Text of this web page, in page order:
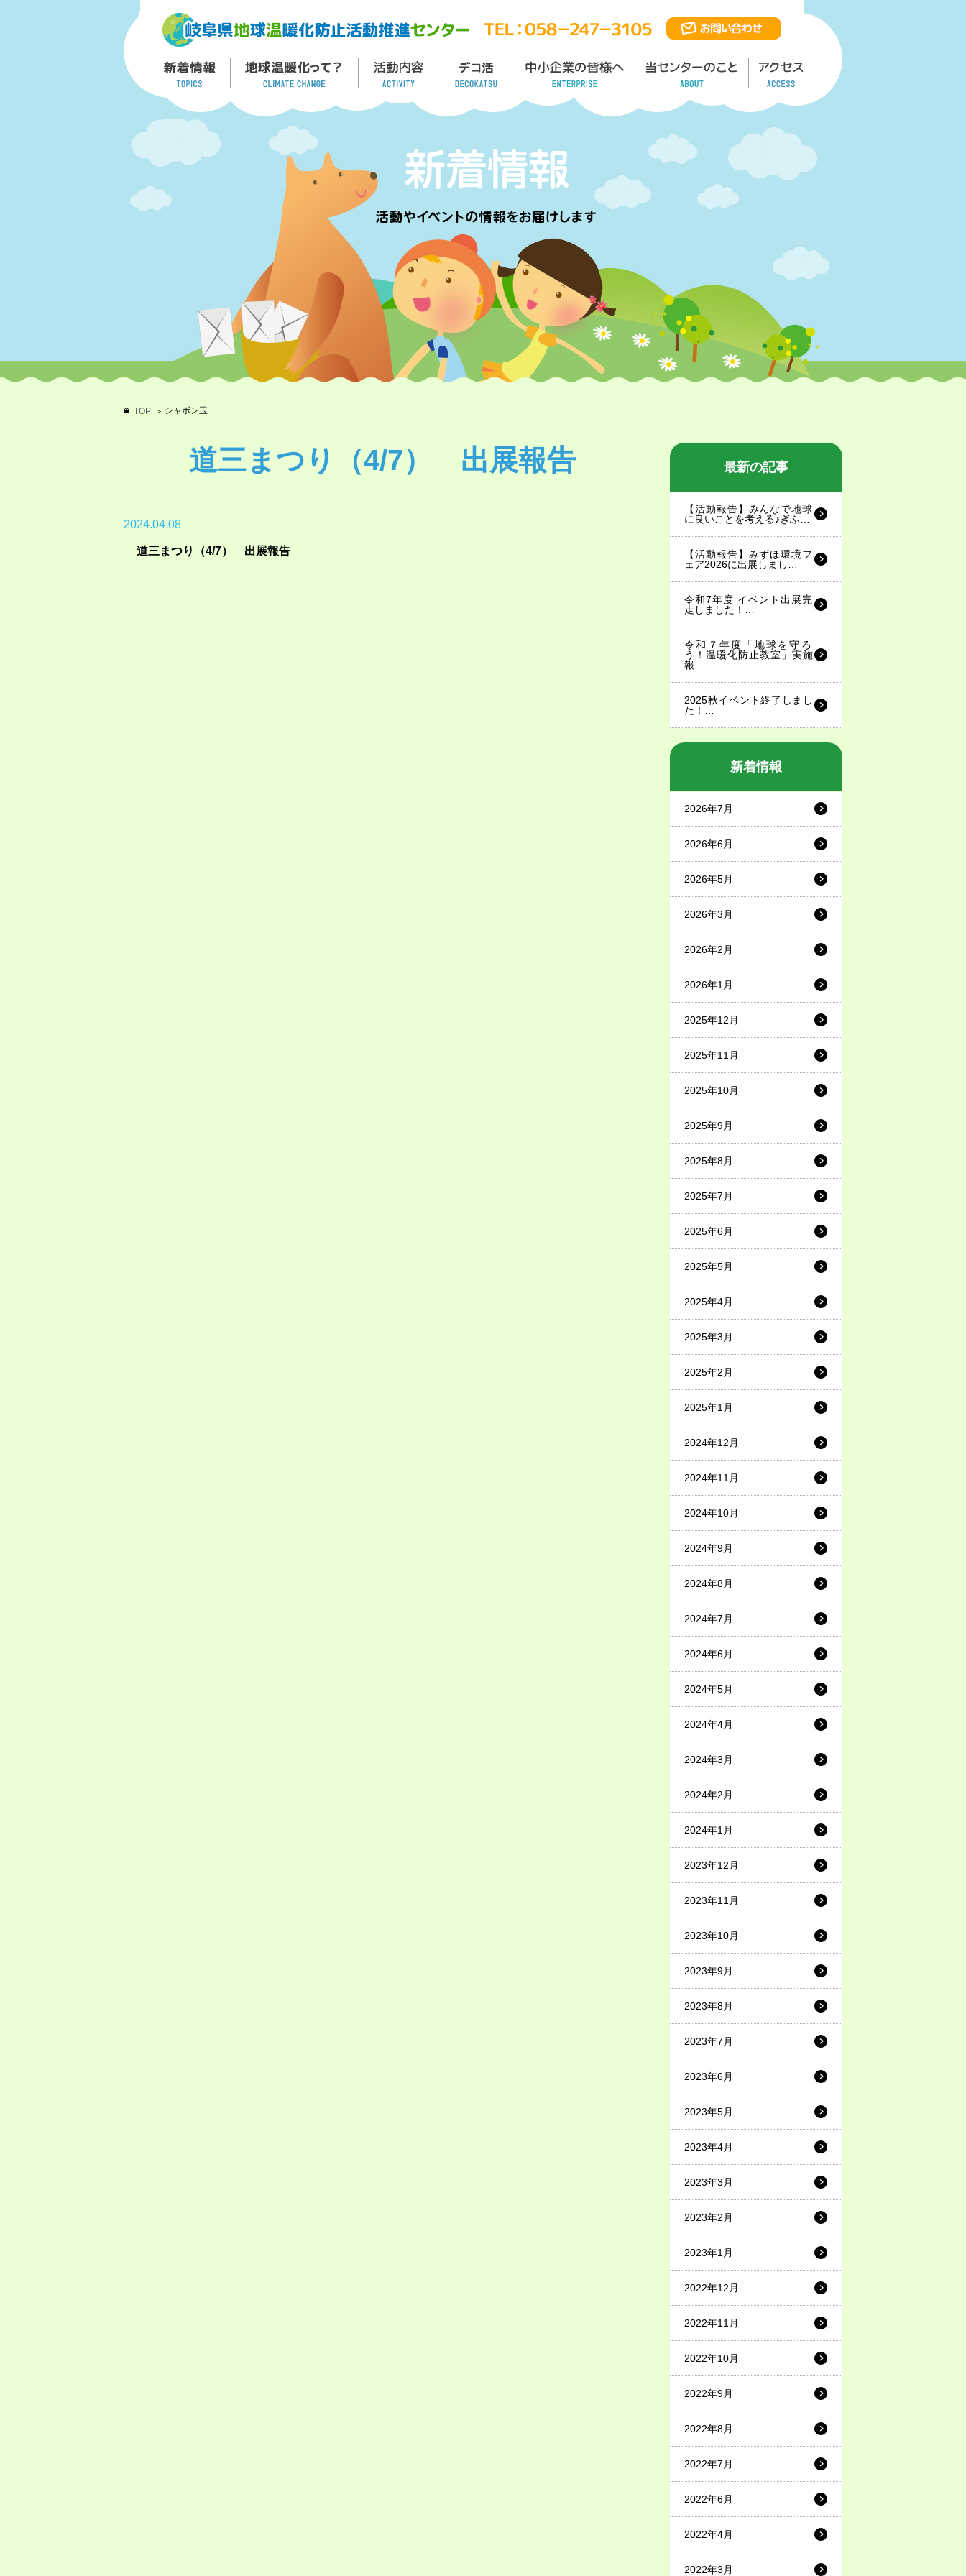
TOP シャボン玉
道三まつり（4/7） 出展報告
2024.04.08
道三まつり（4/7） 出展報告
最新の記事
【活動報告】みんなで地球
に良いことを考える♪ぎふ…
【活動報告】みずほ環境フ
ェア2026に出展しまし…
令和7年度 イベント出展完
走しました！…
令和７年度「地球を守ろ
う！温暖化防止教室」実施
報…
2025秋イベント終了しまし
た！…
新着情報
2026年7月
2026年6月
2026年5月
2026年3月
2026年2月
2026年1月
2025年12月
2025年11月
2025年10月
2025年9月
2025年8月
2025年7月
2025年6月
2025年5月
2025年4月
2025年3月
2025年2月
2025年1月
2024年12月
2024年11月
2024年10月
2024年9月
2024年8月
2024年7月
2024年6月
2024年5月
2024年4月
2024年3月
2024年2月
2024年1月
2023年12月
2023年11月
2023年10月
2023年9月
2023年8月
2023年7月
2023年6月
2023年5月
2023年4月
2023年3月
2023年2月
2023年1月
2022年12月
2022年11月
2022年10月
2022年9月
2022年8月
2022年7月
2022年6月
2022年4月
2022年3月